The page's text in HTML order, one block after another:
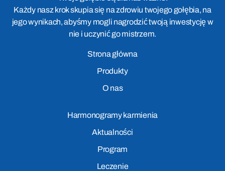
Każdy nasz krok skupia się na zdrowiu twojego gołębia, na
jego wynikach, abyśmy mogli nagrodzić twoją inwestycję w
nie i uczynić go mistrzem.
Strona główna
Produkty
O nas
Harmonogramy karmienia
Aktualności
Program
Leczenie